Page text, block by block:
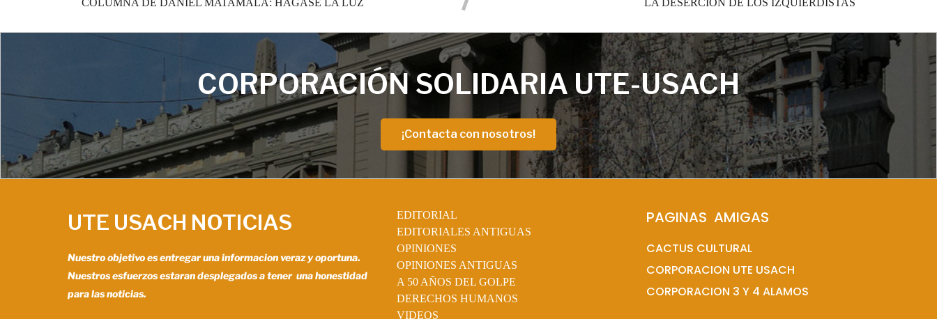
CORPORACIÓN SOLIDARIA UTE-USACH
¡Contacta con nosotros!
UTE USACH NOTICIAS
Nuestro objetivo es entregar una informacion veraz y oportuna.
Nuestros esfuerzos estaran desplegados a tener una honestidad
para las noticias.
EDITORIAL
EDITORIALES ANTIGUAS
OPINIONES
OPINIONES ANTIGUAS
A 50 AÑOS DEL GOLPE
DERECHOS HUMANOS
VIDEOS
PAGINAS  AMIGAS
CACTUS CULTURAL
CORPORACION UTE USACH
CORPORACION 3 Y 4 ALAMOS